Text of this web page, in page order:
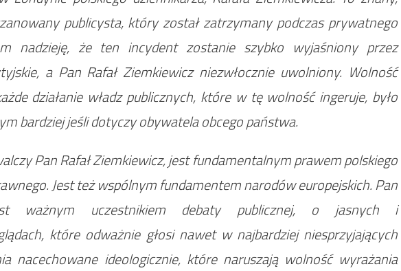
publicysta, który został zatrzymany podczas prywatnego
nadzieję, że ten incydent zostanie szybko wyjaśniony przez
a Pan Rafał Ziemkiewicz niezwłocznie uwolniony. Wolność
działanie władz publicznych, które w tę wolność ingeruje, było
bardziej jeśli dotyczy obywatela obcego państwa.
Pan Rafał Ziemkiewicz, jest fundamentalnym prawem polskiego
Jest też wspólnym fundamentem narodów europejskich. Pan
ważnym uczestnikiem debaty publicznej, o jasnych i
które odważnie głosi nawet w najbardziej niesprzyjających
nacechowane ideologicznie, które naruszają wolność wyrażania